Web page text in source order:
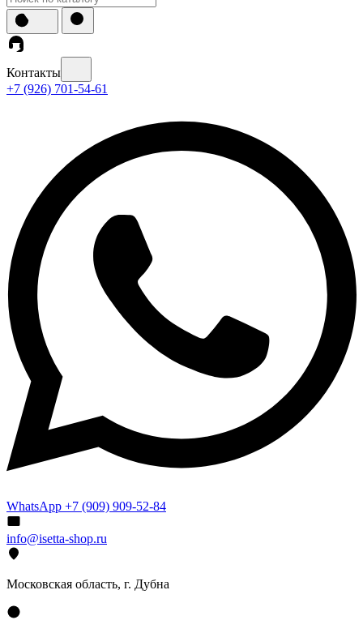
Контакты
+7 (926) 701-54-61
WhatsApp +7 (909) 909-52-84
info@isetta-shop.ru
Московская область, г. Дубна